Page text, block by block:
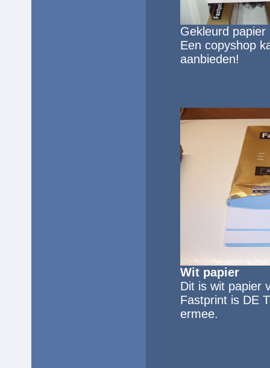
Gekleurd papier
Een copyshop
aanbieden!
Wit papier
Dit is wit papier
Fastprint is DE
ermee.